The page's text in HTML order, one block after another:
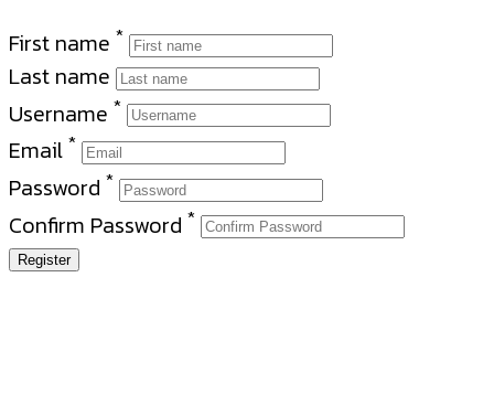
First name *
Last name
Username *
Email *
Password *
Confirm Password *
Register